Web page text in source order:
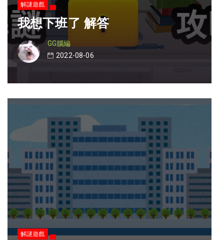
解謎遊戲
我想下班了 解答
GG腦編
2022-08-06
解謎遊戲